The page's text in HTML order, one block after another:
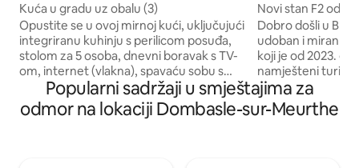
Kuća u gradu uz obalu (3)
Opustite se u ovoj mirnoj kući, uključujući
integriranu kuhinju s perilicom posuđa,
stolom za 5 osoba, dnevni boravak s TV-
om, internet (vlakna), spavaću sobu s
bračnim krevetom, veliku zasebnu
garderobu, kupaonicu s dvostrukim
umivaonikom i WC-om. Druga spavaća
Novi stan F2 od
terasa
Dobro došli u
udoban i miran
koji je od 2023.
namješteni
zvjezdice ⭐️⭐️⭐️. U prizemlju mirne kuće
sa zaštićenom
Savršeno mjesto
Popularni sadržaji u smještajima za
odmor na lokaciji Dombasle-sur-Meurthe